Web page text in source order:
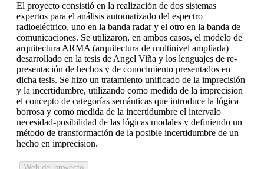
El proyecto consistió en la realización de dos sistemas
expertos para el análisis automatizado del espectro
radioeléctrico, uno en la banda radar y el otro en la banda de
comunicaciones. Se utilizaron, en ambos casos, el modelo de
arquitectura ARMA (arquitectura de multinivel ampliada)
desarrollado en la tesis de Angel Viña y los lenguajes de re-
presentación de hechos y de conocimiento presentados en
dicha tesis. Se hizo un tratamiento unificado de la imprecisión
y la incertidumbre, utilizando como medida de la imprecision
el concepto de categorías semánticas que introduce la lógica
borrosa y como medida de la incertidumbre el intervalo
necesidad-posibilidad de las lógicas modales y definiendo un
método de transformación de la posible incertidumbre de un
hecho en imprecision.